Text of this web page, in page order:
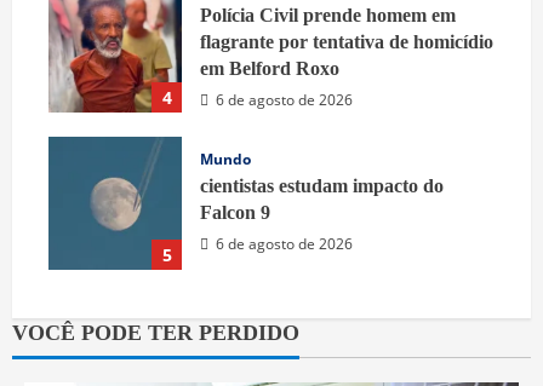
4
Polícia Civil prende homem em
flagrante por tentativa de homicídio
em Belford Roxo
6 de agosto de 2026
5
Mundo
cientistas estudam impacto do
Falcon 9
6 de agosto de 2026
VOCÊ PODE TER PERDIDO